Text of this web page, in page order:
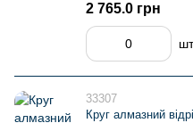
2 765.0 грн
шт
33307
Круг алмазний